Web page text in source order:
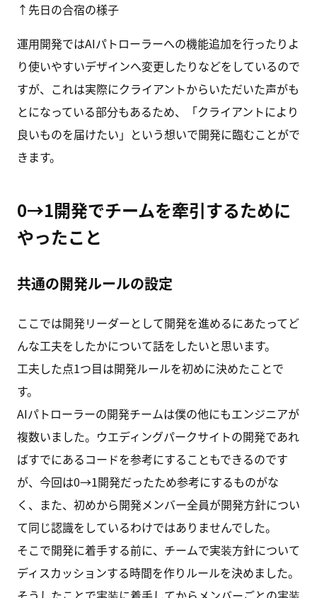
↑先日の合宿の様子
運用開発ではAIパトローラーへの機能追加を行ったりよ
り使いやすいデザインへ変更したりなどをしているので
すが、これは実際にクライアントからいただいた声がも
とになっている部分もあるため、「クライアントにより
良いものを届けたい」という想いで開発に臨むことがで
きます。
0→1開発でチームを牽引するために
やったこと
共通の開発ルールの設定
ここでは開発リーダーとして開発を進めるにあたってど
んな工夫をしたかについて話をしたいと思います。
工夫した点1つ目は開発ルールを初めに決めたことで
す。
AIパトローラーの開発チームは僕の他にもエンジニアが
複数いました。ウエディングパークサイトの開発であれ
ばすでにあるコードを参考にすることもできるのです
が、今回は0→1開発だったため参考にするものがな
く、また、初めから開発メンバー全員が開発方針につい
て同じ認識をしているわけではありませんでした。
そこで開発に着手する前に、チームで実装方針について
ディスカッションする時間を作りルールを決めました。